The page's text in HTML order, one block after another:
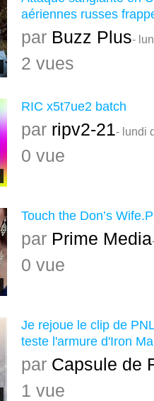
aériennes russes
par Buzz Plus-
2 vues
RIC x5t7ue2 batch
par ripv2-21- lundi
0 vue
Touch the Don’s
par Prime Media
0 vue
Je rejoue le clip de
teste l'armure d'Iron
par Capsule de
1 vue